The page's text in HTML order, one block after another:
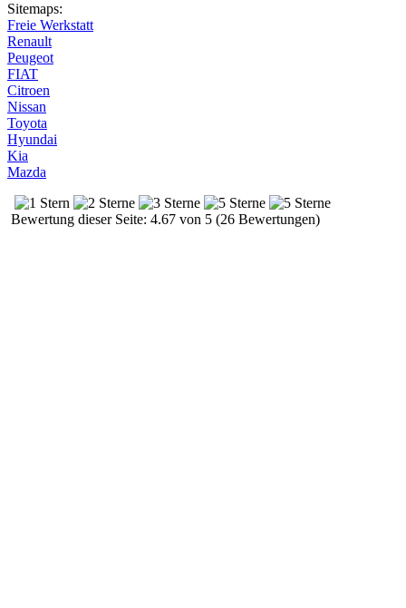
Sitemaps:
Freie Werkstatt
Renault
Peugeot
FIAT
Citroen
Nissan
Toyota
Hyundai
Kia
Mazda
Bewertung dieser Seite: 4.67 von 5 (26 Bewertungen)